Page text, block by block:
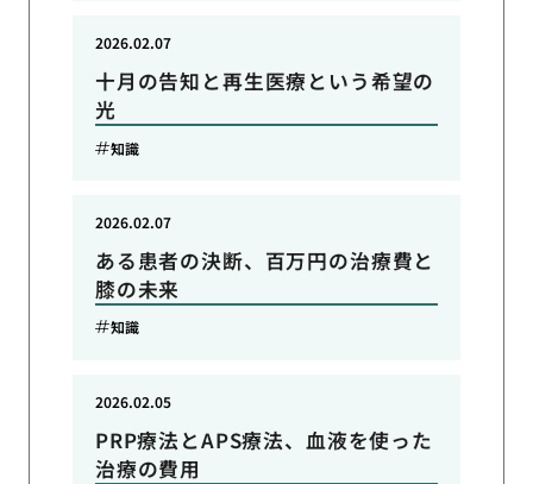
十月の告知と再生医療という希望の
光
2026.02.07
知識
ある患者の決断、百万円の治療費と
膝の未来
2026.02.07
知識
PRP療法とAPS療法、血液を使った
治療の費用
2026.02.05